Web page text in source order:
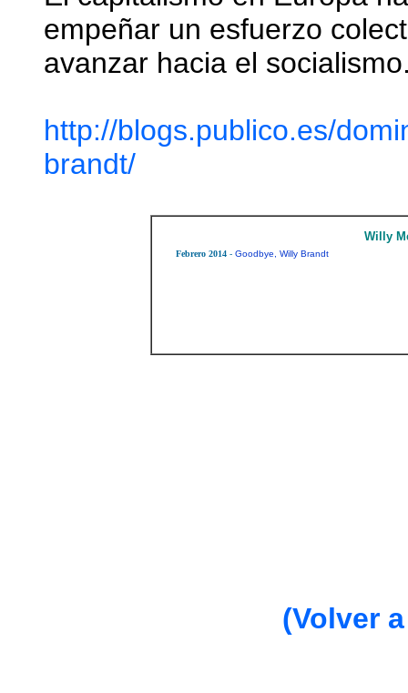
empeñar un esfuerzo
avanzar hacia el
http://blogs.publico.es/
brandt/
(Volver